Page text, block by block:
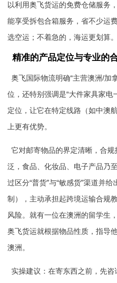
以利用奥飞货运的免费仓储服务
能享受拆包合箱服务，省不少运
选空运；不着急的，海运更划算。
精准的产品定位与专业的
奥飞国际物流明确“主营澳洲/加
位，还特别强调是“大件家具家电
定位，让它在特定线路（如中澳
上更有优势。
它对邮寄物品的界定清晰，合
泛，食品、化妆品、电子产品乃
过区分“普货”与“敏感货”渠道并
制），主动承担起跨境运输合规
风险。就有一位在澳洲的留学生
奥飞货运就根据物品性质，指导
澳洲。
实操建议：在寄东西之前，先